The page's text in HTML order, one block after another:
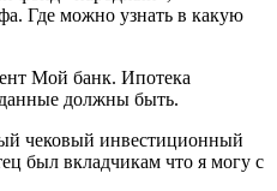
Где можно узнать в какую
Мой банк. Ипотека
должны быть.
чековый инвестиционный
был вкладчикам что я могу с